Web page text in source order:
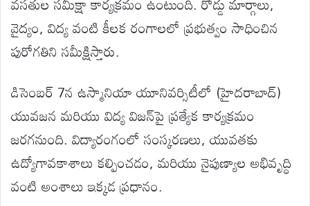
వైద్యం, విద్య వంటి కీలక రంగాలలో ప్రభుత్వం సాధించిన
పురోగతిని సమీక్షిస్తారు.
డిసెంబర్ 7న ఉస్మానియా యూనివర్సిటీలో (హైదరాబాద్)
యువజన మరియు విద్య విజన్‌పై ప్రత్యేక కార్యక్రమం
జరగనుంది. విద్యారంగంలో సంస్కరణలు, యువతకు
ఉద్యోగావకాశాలు కల్పించడం, మరియు నైపుణ్యాల అభివృద్ధి
వంటి అంశాలు ఇక్కడ ప్రధానం.